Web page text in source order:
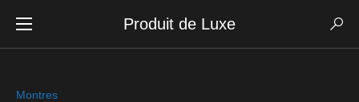
Produit de Luxe
Montres